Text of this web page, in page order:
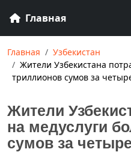
Главная
Главная
Узбекистан
Жители Узбекистана
триллионов сумов за
Жители
на медуслуги
сумов за